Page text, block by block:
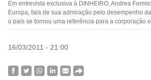
Em entrevista exclusiva à DINHEIRO, Andrea
Europa, fala de sua admiração pelo desempenho
o país se tornou uma referência para a corporação
16/03/2011 - 21:00